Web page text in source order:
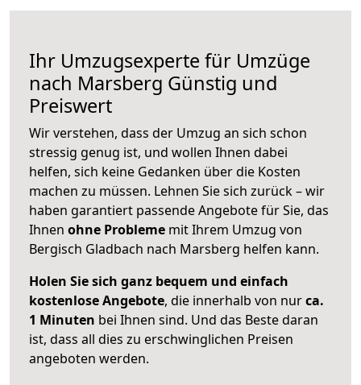
Ihr Umzugsexperte für Umzüge
nach Marsberg Günstig und
Preiswert
Wir verstehen, dass der Umzug an sich schon
stressig genug ist, und wollen Ihnen dabei
helfen, sich keine Gedanken über die Kosten
machen zu müssen. Lehnen Sie sich zurück – wir
haben garantiert passende Angebote für Sie, das
Ihnen ohne Probleme mit Ihrem Umzug von
Bergisch Gladbach nach Marsberg helfen kann.
Holen Sie sich ganz bequem und einfach
kostenlose Angebote, die innerhalb von nurca.
1 Minuten bei Ihnen sind. Und das Beste daran
ist, dass all dies zu erschwinglichen Preisen
angeboten werden.